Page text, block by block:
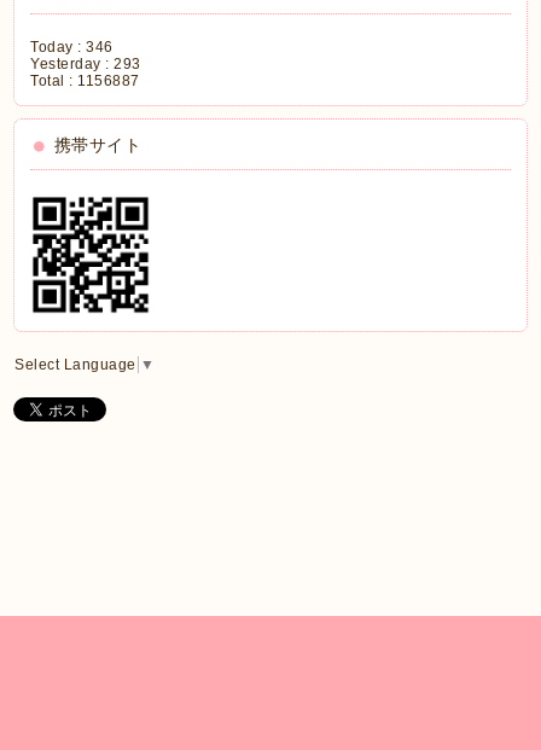
Today :346
Yesterday :293
Total : 1156887
携帯サイト
Select Language ▼